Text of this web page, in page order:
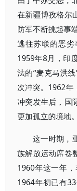
在新疆博孜格尔
防军不断挑起事
逃往苏联的恶劣
1959年8月，印
法的“麦克马洪
次冲突。1962年
冲突发生后，国
更加孤立的境地。
这一时期，
族解放运动席卷
1960年这一年
1964年初已有